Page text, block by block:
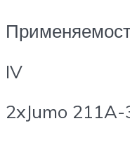
IV
2xJumo 211A-